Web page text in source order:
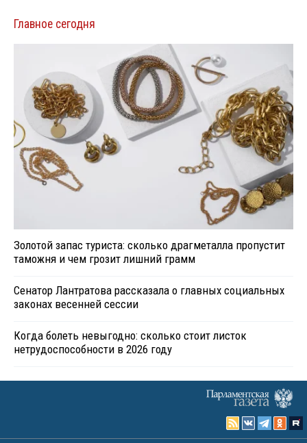
Главное сегодня
Золотой запас туриста: сколько драгметалла пропустит
таможня и чем грозит лишний грамм
Сенатор Лантратова рассказала о главных социальных
законах весенней сессии
Когда болеть невыгодно: сколько стоит листок
нетрудоспособности в 2026 году